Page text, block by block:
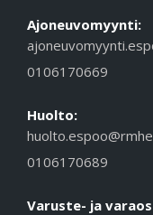
Ajoneuvomyynti:
0106170669
Huolto:
0106170689
Varuste- ja